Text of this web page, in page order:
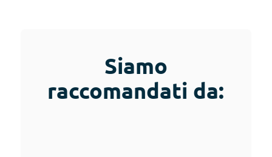
Siamo
raccomandati da: